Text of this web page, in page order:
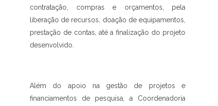
contratação, compras e orçamentos, pela
liberação de recursos, doação de equipamentos,
prestação de contas, até a finalização do projeto
desenvolvido.
Além do apoio na gestão de projetos e
financiamentos de pesquisa, a Coordenadoria